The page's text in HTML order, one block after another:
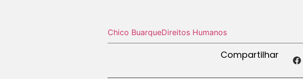
Chico BuarqueDireitos Humanos
Compartilhar